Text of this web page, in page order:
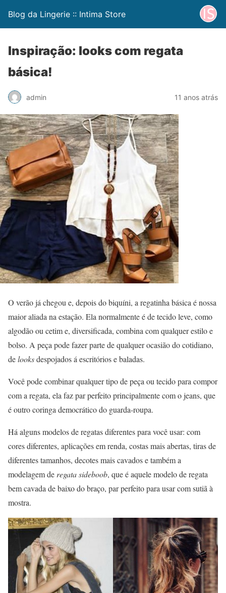
Blog da Lingerie :: Intima Store
Inspiração: looks com regata
básica!
admin 11 anos atrás
O verão já chegou e, depois do biquíni, a regatinha básica é nossa
maior aliada na estação. Ela normalmente é de tecido leve, como
algodão ou cetim e, diversificada, combina com qualquer estilo e
bolso. A peça pode fazer parte de qualquer ocasião do cotidiano,
delooksdespojados á escritórios e baladas.
Você pode combinar qualquer tipo de peça ou tecido para compor
com a regata, ela faz par perfeito principalmente com o jeans, que
é outro coringa democrático do guarda-roupa.
Há alguns modelos de regatas diferentes para você usar: com
cores diferentes, aplicações em renda, costas mais abertas, tiras de
diferentes tamanhos, decotes mais cavados e também a
modelagem de regata sideboob, que é aquele modelo de regata
bem cavada de baixo do braço, par perfeito para usar com sutiã à
mostra.